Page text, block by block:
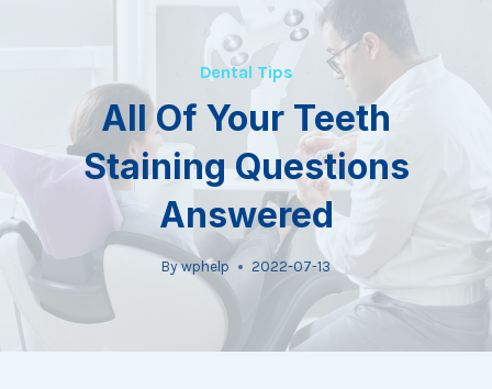
Dental Tips
All Of Your Teeth
Staining Questions
Answered
By wphelp 2022-07-13